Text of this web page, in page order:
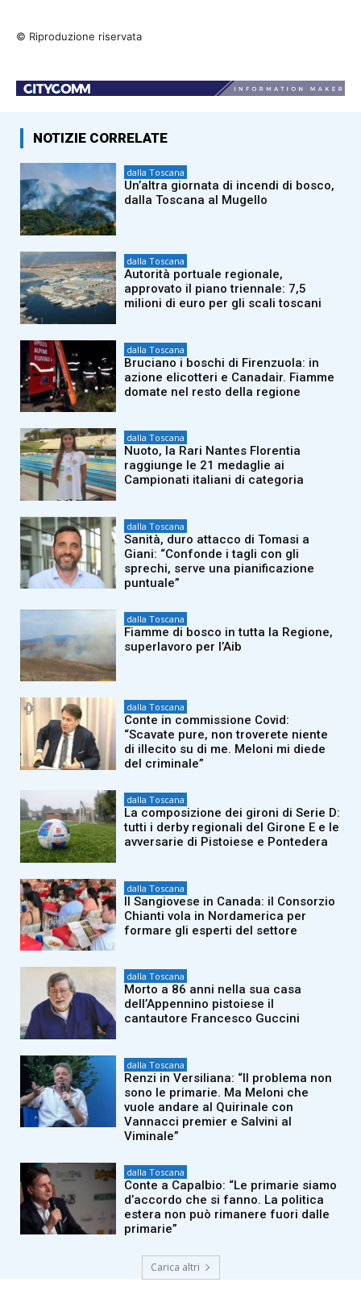
© Riproduzione riservata
NOTIZIE CORRELATE
dalla Toscana
Un’altra giornata di incendi di bosco,
dalla Toscana al Mugello
dalla Toscana
Autorità portuale regionale,
approvato il piano triennale: 7,5
milioni di euro per gli scali toscani
dalla Toscana
Bruciano i boschi di Firenzuola: in
azione elicotteri e Canadair. Fiamme
domate nel resto della regione
dalla Toscana
Nuoto, la Rari Nantes Florentia
raggiunge le 21 medaglie ai
Campionati italiani di categoria
dalla Toscana
Sanità, duro attacco di Tomasi a
Giani: “Confonde i tagli con gli
sprechi, serve una pianificazione
puntuale”
dalla Toscana
Fiamme di bosco in tutta la Regione,
superlavoro per l’Aib
dalla Toscana
Conte in commissione Covid:
“Scavate pure, non troverete niente
di illecito su di me. Meloni mi diede
del criminale”
dalla Toscana
La composizione dei gironi di Serie D:
tutti i derby regionali del Girone E e le
avversarie di Pistoiese e Pontedera
dalla Toscana
Il Sangiovese in Canada: il Consorzio
Chianti vola in Nordamerica per
formare gli esperti del settore
dalla Toscana
Morto a 86 anni nella sua casa
dell’Appennino pistoiese il
cantautore Francesco Guccini
dalla Toscana
Renzi in Versiliana: “Il problema non
sono le primarie. Ma Meloni che
vuole andare al Quirinale con
Vannacci premier e Salvini al
Viminale”
dalla Toscana
Conte a Capalbio: “Le primarie siamo
d’accordo che si fanno. La politica
estera non può rimanere fuori dalle
primarie”
Carica altri